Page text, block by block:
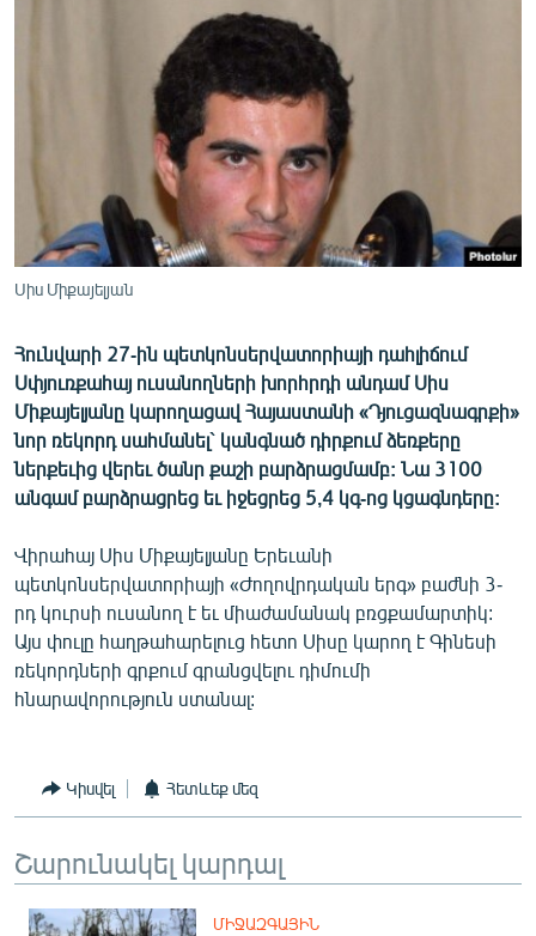
ՊԱՏԵՐԱԶՄԻ 6 ՇԱԲԱԹՆԵՐԸ
ՍՊՈՐՏ
ՄԵԿՆԱԲԱՆՈՒԹՅՈՒՆ
ՏՏ ԵՒ ԻՆՏԵՐՆԵՏ
ԱՐԽԻՎ
ՏԵՍԱՆՅՈՒԹԵՐ
ԲԱՆԱՎԵՃ
ՁԳՏԵԼՈՎ ԼԱՎԱԳՈՒՅՆԻՆ
Հայերեն
English
Русский
«Ազատության» բոլոր կայքերը
Սիս Միքայելյան
Հունվարի 27-ին պետկոնսերվատորիայի դահլիճում
Սփյուռքահայ ուսանողների խորհրդի անդամ Սիս
Միքայելյանը կարողացավ Հայաստանի «Դյուցազնագրքի»
նոր ռեկորդ սահմանել` կանգնած դիրքում ձեռքերը
ներքեւից վերեւ ծանր քաշի բարձրացմամբ: Նա 3100
անգամ բարձրացրեց եւ իջեցրեց 5,4 կգ-ոց կցագնդերը:
Վիրահայ Սիս Միքայելյանը Երեւանի
պետկոնսերվատորիայի «Ժողովրդական երգ» բաժնի 3-
րդ կուրսի ուսանող է եւ միաժամանակ բռցքամարտիկ:
Այս փուլը հաղթահարելուց հետո Սիսը կարող է Գինեսի
ռեկորդների գրքում գրանցվելու դիմումի
հնարավորություն ստանալ:
Կիսվել Հետևեք մեզ
Շարունակել կարդալ
ՄԻՋԱԶԳԱՅԻՆ